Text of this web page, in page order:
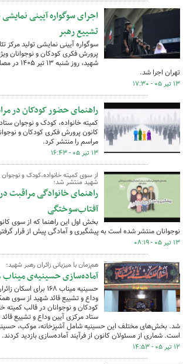
اجرای سوگواره آیینی
تشییع رهبر
سوگواره آیینی نمایشی تولید مرکز
پرورش فکری کودکان و نوجوانان
شهید، روز
تهران اجرا شد.
۱۳ تیر ۰۵ - ۱۷:۳۰
راهنمای حضور کودکان در
کمیته خانواده، کودک و نوجوان
کانون پرورش فکری کودکان و
مراسم را منتشر کرد.
۱۳ تیر ۰۵ - ۱۶:۴۳
از سوی کمیته خانواده،کودک و
شهید منتشر شد؛
راهنمای خانوادگی مراقبت
آفتاب‌سوختگی
بخش اول این راهنما که از سوی
نوجوانان منتشر شده است به پیشگیری و آمادگی پیش از قرار
۱۳ تیر ۰۵ - ۰۸:۱۹
هم‌زمان با میزبانی زائران رهبر شهید؛
آماده‌سازی حسینیه‌ی میناب ۱۶۸
حسینیه میناب ۱۶۸
وداع و تشییع قائد شهید از سوی
کودکان و نوجوانان در قالب کمیته
ستاد مرکزی آیین وداع و تشییع
شد. بخش‌های مختلف این حسینیه شامل آشپزخانه، موکب،
است. شماری از مسئولان کانون از فرآیند آماده‌سازی بازدید کردند.
۱۲ تیر ۰۵ - ۱۴:۵۳